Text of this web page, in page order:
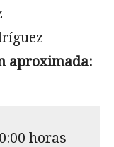
aproximada:
horas